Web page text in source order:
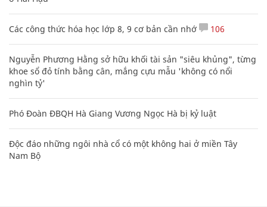
Các công thức hóa học lớp 8, 9 cơ bản cần nhớ 106
Nguyễn Phương Hằng sở hữu khối tài sản "siêu khủng", từng
khoe sổ đỏ tính bằng cân, mắng cựu mẫu 'không có nổi
nghìn tỷ'
Phó Đoàn ĐBQH Hà Giang Vương Ngọc Hà bị kỷ luật
Độc đáo những ngôi nhà cổ có một không hai ở miền Tây
Nam Bộ